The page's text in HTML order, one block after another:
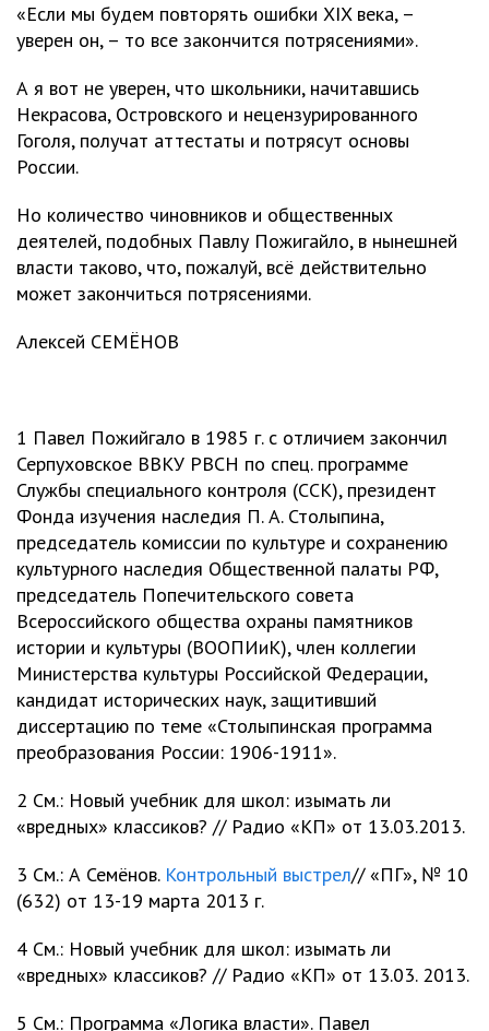
«Если мы будем повторять ошибки XIX века, –
уверен он, – то все закончится потрясениями».
А я вот не уверен, что школьники, начитавшись
Некрасова, Островского и нецензурированного
Гоголя, получат аттестаты и потрясут основы
России.
Но количество чиновников и общественных
деятелей, подобных Павлу Пожигайло, в нынешней
власти таково, что, пожалуй, всё действительно
может закончиться потрясениями.
Алексей СЕМЁНОВ
1 Павел Пожийгало в 1985 г. с отличием закончил
Серпуховское ВВКУ РВСН по спец. программе
Службы специального контроля (ССК), президент
Фонда изучения наследия П. А. Столыпина,
председатель комиссии по культуре и сохранению
культурного наследия Общественной палаты РФ,
председатель Попечительского совета
Всероссийского общества охраны памятников
истории и культуры (ВООПИиК), член коллегии
Министерства культуры Российской Федерации,
кандидат исторических наук, защитивший
диссертацию по теме «Столыпинская программа
преобразования России: 1906-1911».
2 См.: Новый учебник для школ: изымать ли
«вредных» классиков? // Радио «КП» от 13.03.2013.
3 См.: А Семёнов. Контрольный выстрел// «ПГ», № 10
(632) от 13-19 марта 2013 г.
4 См.: Новый учебник для школ: изымать ли
«вредных» классиков? // Радио «КП» от 13.03. 2013.
5 См.: Программа «Логика власти». Павел